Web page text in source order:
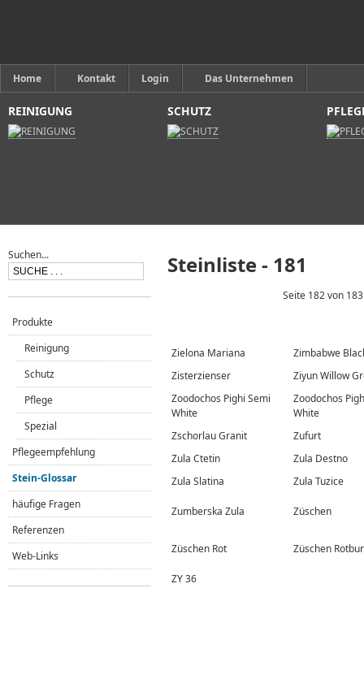
Home Kontakt Login Das Unternehmen
REINIGUNG SCHUTZ
Steinliste - 181
Seite 182 von 183
Zielona Mariana
Zimbabwe
Zisterzienser
Ziyun Willow
Zoodochos Pighi Semi
White
Zoodochos
White
Zschorlau Granit
Zufurt
Zula Ctetin
Zula Destno
Zula Slatina
Zula Tuzice
Zumberska Zula Züschen
Züschen Rot Züschen
ZY 36
Suchen...
Produkte
Reinigung
Schutz
Pflege
Spezial
Pflegeempfehlung
Stein-Glossar
häufige Fragen
Referenzen
Web-Links